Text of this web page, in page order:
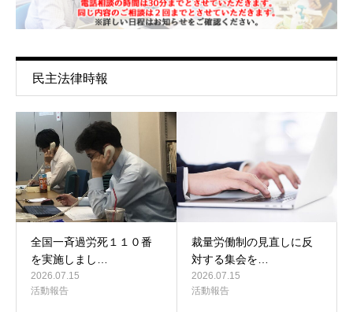
民主法律時報
全国一斉過労死１１０番
を実施しまし…
2026.07.15
活動報告
裁量労働制の見直しに反
対する集会を…
2026.07.15
活動報告